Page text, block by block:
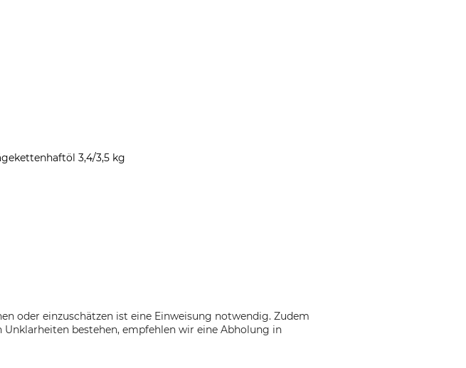
3,4/3,5 kg
oder einzuschätzen ist eine Einweisung notwendig. Zudem
bestehen, empfehlen wir eine Abholung in